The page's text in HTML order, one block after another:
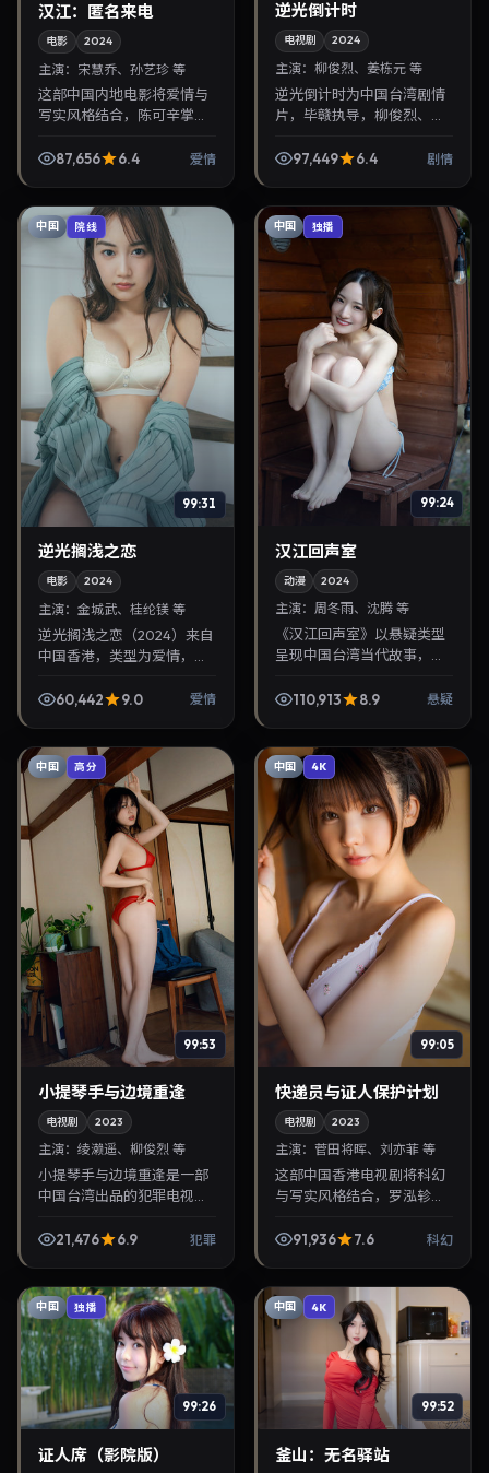
汉江：匿名来电
电影 2024
主演： 宋慧乔、孙艺珍 等
这部中国内地电影将爱情与
写实风格结合，陈可辛掌
角。2024年10月18日与观众
87,656 6.4 爱情
逆光倒计时
电视剧 2024
主演：柳俊烈、姜栋元 等
逆光倒计时为中国台湾剧情
片，毕赣执导，柳俊烈、姜
26日首映，讲述人性抉择与
97,449 6.4 剧情
中国 院线
99:31
逆光搁浅之恋
电影 2024
主演： 金城武、桂纶镁 等
逆光搁浅之恋（2024）来自
中国香港，类型为爱情，魏
等参与演出。2024年2月6
60,442 9.0 爱情
中国 独播
99:24
汉江回声室
动漫 2024
主演：周冬雨、沈腾 等
《汉江回声室》以悬疑类型
呈现中国台湾当代故事，导
腾。2024年2月8日登陆院
110,913 8.9 悬疑
中国 高分
99:53
小提琴手与边境重逢
电视剧 2023
主演： 绫濑遥、柳俊烈 等
小提琴手与边境重逢是一部
中国台湾出品的犯罪电视
柳俊烈等主演，2023年3月2
21,476 6.9 犯罪
中国 4K
99:05
快递员与证人保护计划
电视剧 2023
主演：菅田将晖、刘亦菲 等
这部中国香港电视剧将科幻
与写实风格结合，罗泓轸掌
主角。2023年12月13日与观
91,936 7.6 科幻
中国 独播
99:26
证人席（影院版）
中国 4K
99:52
釜山：无名驿站